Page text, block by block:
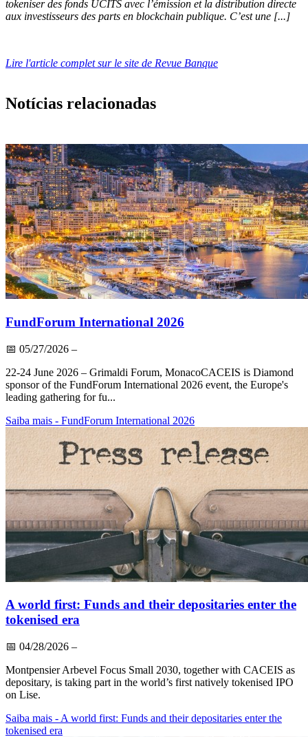
tokeniser des fonds UCITS avec l’émission et la distribution directe
aux investisseurs des parts en blockchain publique. C’est une [...]
Lire l'article complet sur le site de Revue Banque
Notícias relacionadas
FundForum International 2026
📅 05/27/2026 –
22-24 June 2026 – Grimaldi Forum, MonacoCACEIS is Diamond
sponsor of the FundForum International 2026 event, the Europe's
leading gathering for fu...
Saiba mais - FundForum International 2026
A world first: Funds and their depositaries enter the
tokenised era
📅 04/28/2026 –
Montpensier Arbevel Focus Small 2030, together with CACEIS as
depositary, is taking part in the world’s first natively tokenised IPO
on Lise.
Saiba mais - A world first: Funds and their depositaries enter the
tokenised era